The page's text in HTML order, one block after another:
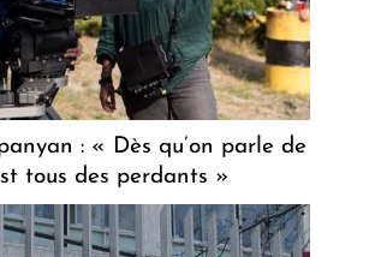
: « Dès qu’on parle de
tous des perdants »